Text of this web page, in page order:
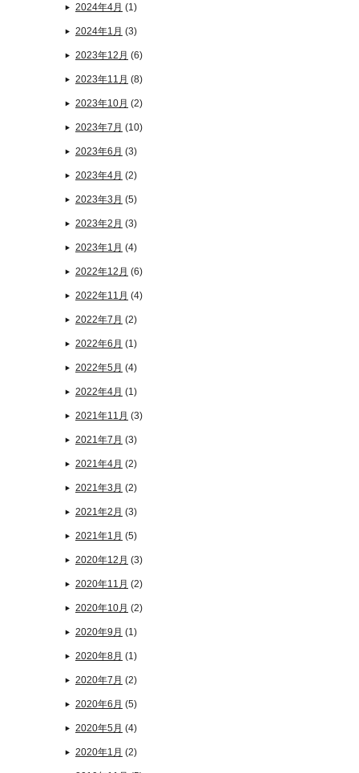
2024年4月 (1)
2024年1月 (3)
2023年12月 (6)
2023年11月 (8)
2023年10月 (2)
2023年7月 (10)
2023年6月 (3)
2023年4月 (2)
2023年3月 (5)
2023年2月 (3)
2023年1月 (4)
2022年12月 (6)
2022年11月 (4)
2022年7月 (2)
2022年6月 (1)
2022年5月 (4)
2022年4月 (1)
2021年11月 (3)
2021年7月 (3)
2021年4月 (2)
2021年3月 (2)
2021年2月 (3)
2021年1月 (5)
2020年12月 (3)
2020年11月 (2)
2020年10月 (2)
2020年9月 (1)
2020年8月 (1)
2020年7月 (2)
2020年6月 (5)
2020年5月 (4)
2020年1月 (2)